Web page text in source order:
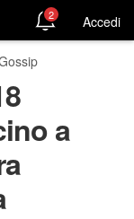
2 Accedi
a